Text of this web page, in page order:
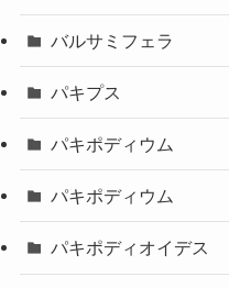
バルサミフェラ
パキプス
パキポディウム
パキポディウム
パキポディオイデス